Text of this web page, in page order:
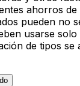
ahorros
pueden no
usarse solo
de tipos se